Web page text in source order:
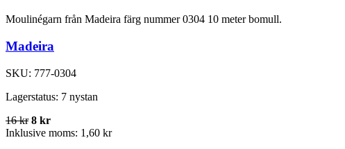
Moulinégarn från Madeira färg nummer 0304 10 meter bomull.
Madeira
SKU: 777-0304
Lagerstatus: 7 nystan
16 kr 8 kr
Inklusive moms: 1,60 kr